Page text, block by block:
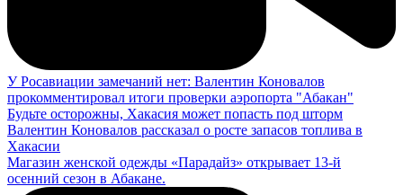
У Росавиации замечаний нет: Валентин Коновалов
прокомментировал итоги проверки аэропорта "Абакан"
Будьте осторожны, Хакасия может попасть под шторм
Валентин Коновалов рассказал о росте запасов топлива в
Хакасии
Магазин женской одежды «Парадайз» открывает 13-й
осенний сезон в Абакане.